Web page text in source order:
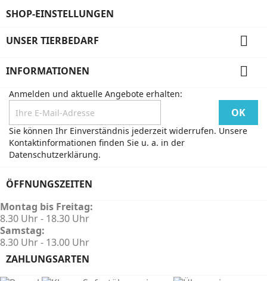
SHOP-EINSTELLUNGEN
UNSER TIERBEDARF 
INFORMATIONEN 
Anmelden und aktuelle Angebote erhalten:
Sie können Ihr Einverständnis jederzeit widerrufen. Unsere
Kontaktinformationen finden Sie u. a. in der
Datenschutzerklärung.
ÖFFNUNGSZEITEN
Montag bis Freitag:
8.30 Uhr - 18.30 Uhr
Samstag:
8.30 Uhr - 13.00 Uhr
ZAHLUNGSARTEN